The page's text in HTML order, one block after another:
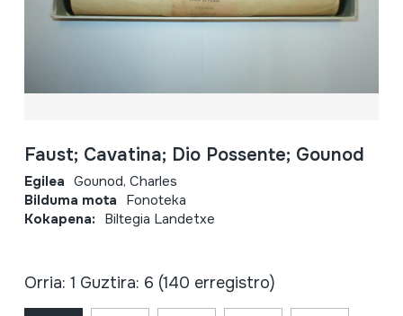
Faust; Cavatina; Dio Possente; Gounod
Egilea Gounod, Charles
Bilduma mota Fonoteka
Kokapena: Biltegia Landetxe
Orria: 1 Guztira: 6 (140 erregistro)